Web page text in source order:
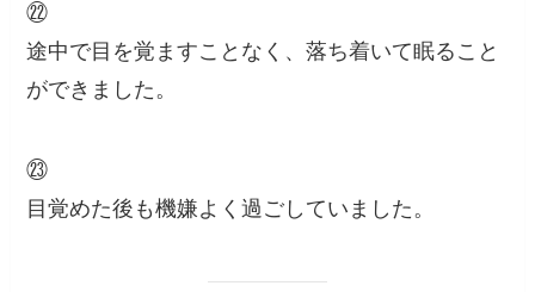
㉒
途中で目を覚ますことなく、落ち着いて眠ること
ができました。
㉓
目覚めた後も機嫌よく過ごしていました。